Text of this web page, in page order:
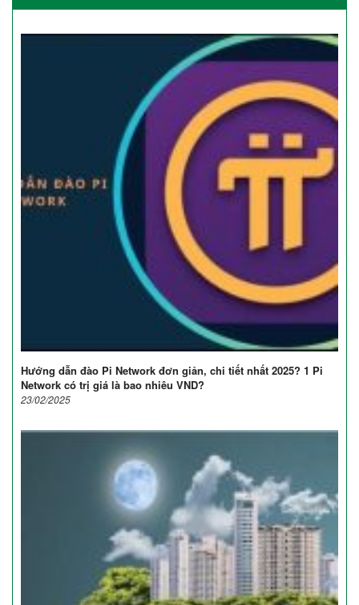
Hướng dẫn đào Pi Network đơn giản, chi tiết nhất 2025? 1 Pi
Network có trị giá là bao nhiêu VND?
23/02/2025